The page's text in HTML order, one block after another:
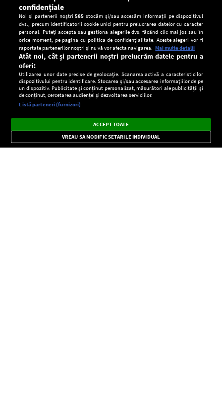
CONFIDENŢIALITATE
Setări:
Dark
Mode
Radio live, podcasturi, știri și alerte
importante.
×
confidențiale
Noi și partenerii noștri585 stocăm și/sau accesăm informații pe dispozitivul
dvs., precum identificatorii cookie unici pentru prelucrarea datelor cu caracter
personal. Puteți accepta sau gestiona alegerile dvs. făcând clic mai jos sau în
orice moment, pe pagina cu politica de confidențialitate. Aceste alegeri vor fi
raportate partenerilor noștri și nu vă vor afecta navigarea. Mai multe detalii
Atât noi, cât și partenerii noștri prelucrăm datele pentru a
oferi:
Utilizarea unor date precise de geolocație. Scanarea activă a caracteristicilor
dispozitivului pentru identificare. Stocarea și/sau accesarea informațiilor de pe
un dispozitiv. Publicitate și conținut personalizat, măsurători ale publicității și
de conținut, cercetarea audienței și dezvoltarea serviciilor.
Listă parteneri (furnizori)
ACCEPT TOATE
VREAU SA MODIFIC SETARILE INDIVIDUAL